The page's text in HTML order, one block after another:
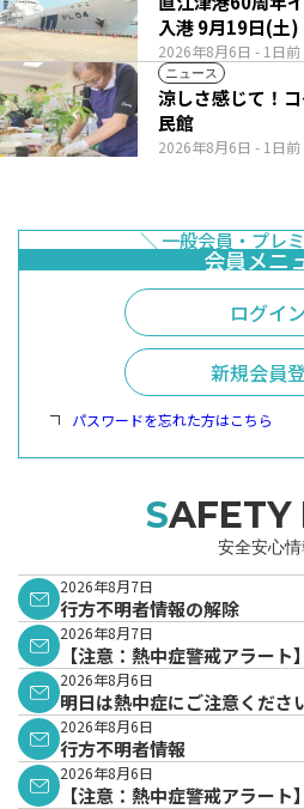
2026年8月6日 - 1日前
入港 9月19日(土)
ニュース
2026年8月6日 - 1日前
涼しさ感じて！
民館
ログイン
新規会員
パスワードを忘れた方はこちら
安全安心
2026年8月7日
行方不明者情報の解除
2026年8月7日
【注意：熱中症警戒アラー
表されています。
2026年8月6日
明日は熱中症にご注意くださ
2026年8月6日
行方不明者情報
2026年8月6日
【注意：熱中症警戒アラー